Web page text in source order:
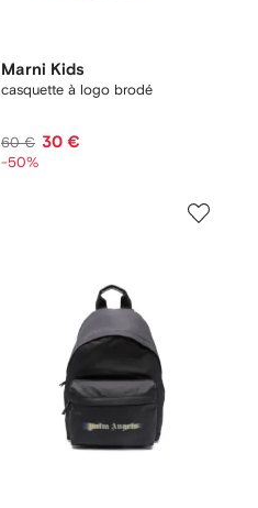
Marni Kids
casquette à logo brodé
60 € 30 €
-50%